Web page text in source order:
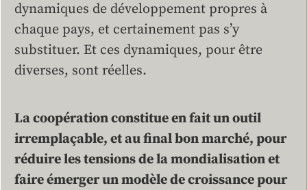
dynamiques de développement propres à
chaque pays, et certainement pas s’y
substituer. Et ces dynamiques, pour être
diverses, sont réelles.
La coopération constitue en fait un outil
irremplaçable, et au final bon marché, pour
réduire les tensions de la mondialisation et
faire émerger un modèle de croissance pour